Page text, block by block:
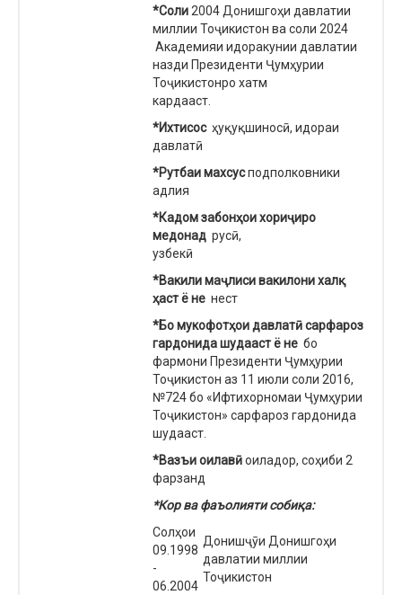
*Соли2004 Донишгоҳи давлатии
миллии Тоҷикистон ва соли 2024
Академияи идоракунии давлатии
назди Президенти Ҷумҳурии
Тоҷикистонро хатм
кардааст.
*Ихтисосҳуқуқшиносӣ, идораи
давлатӣ
*Рутбаи махсусподполковники
адлия
*Кадом забонҳои хориҷиро
медонад русӣ,
*Вакили маҷлиси вакилони халқ
ҳаст ё не нест
*Бо мукофотҳои давлатӣ сарфароз
гардонида шудааст ё небо
фармони Президенти Ҷумҳурии
Тоҷикистон аз 11 июли соли 2016,
№724 бо «Ифтихорномаи Ҷумҳурии
Тоҷикистон» сарфароз гардонида
шудааст.
*Вазъи оилавӣоиладор, соҳиби 2
фарзанд
*Кор ва фаъолияти собиқа:
Солҳои
09.1998
-
06.2004
Донишҷӯи Донишгоҳи
давлатии миллии
Тоҷикистон